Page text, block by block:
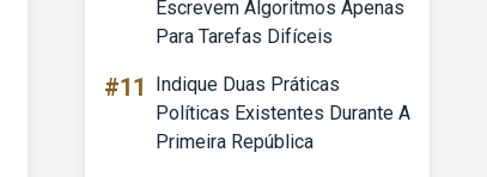
Escrevem Algoritmos Apenas
Para Tarefas Difíceis
#11
Indique Duas Práticas
Políticas Existentes Durante A
Primeira República